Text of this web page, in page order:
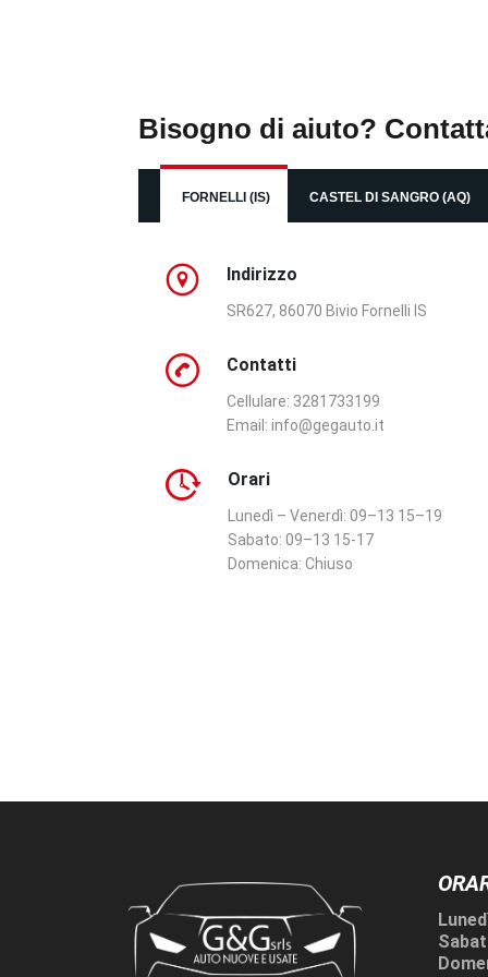
Bisogno di aiuto?
FORNELLI (IS) CASTEL DI SANGRO (AQ)
Indirizzo
SR627, 86070 Bivio Fornelli IS
Contatti
Cellulare: 3281733199
Email: info@gegauto.it
Orari
Lunedì – Venerdì: 09–13 15–19
Sabato: 09–13 15-17
Domenica: Chiuso